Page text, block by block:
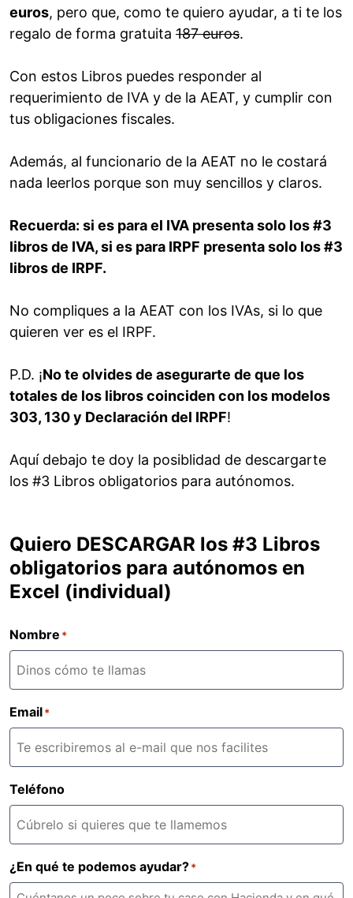
euros, pero que, como te quiero ayudar, a ti te los
regalo de forma gratuita 187 euros.
Con estos Libros puedes responder al
requerimiento de IVA y de la AEAT, y cumplir con
tus obligaciones fiscales.
Además, al funcionario de la AEAT no le costará
nada leerlos porque son muy sencillos y claros.
Recuerda: si es para el IVA presenta solo los #3
libros de IVA, si es para IRPF presenta solo los #3
libros de IRPF.
No compliques a la AEAT con los IVAs, si lo que
quieren ver es el IRPF.
P.D. ¡No te olvides de asegurarte de que los
totales de los libros coinciden con los modelos
303, 130 y Declaración del IRPF!
Aquí debajo te doy la posiblidad de descargarte
los #3 Libros obligatorios para autónomos.
Quiero DESCARGAR los #3 Libros
obligatorios para autónomos en
Excel (individual)
Nombre *
Email*
Teléfono
¿En qué te podemos ayudar?*